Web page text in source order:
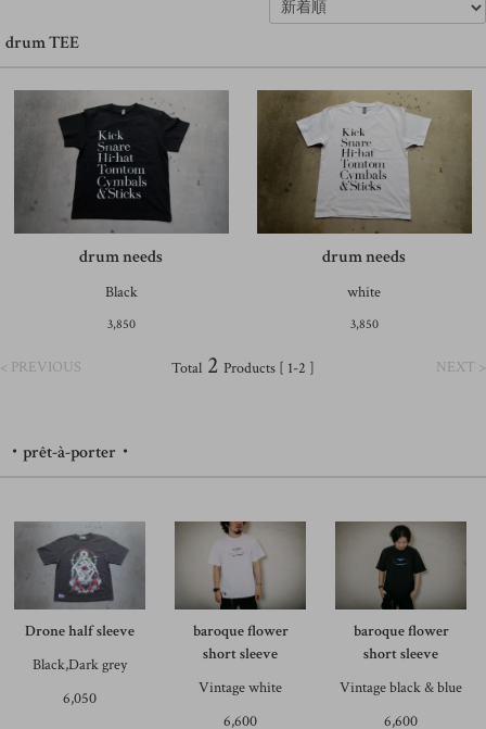
drum TEE
drum needs
Black
3,850
drum needs
white
3,850
< PREVIOUS NEXT >
Total 2 Products [ 1-2 ]
・prêt-à-porter・
Drone half sleeve
Black,Dark grey
6,050
baroque flower
short sleeve
Vintage white
6,600
baroque flower
short sleeve
Vintage black & blue
6,600